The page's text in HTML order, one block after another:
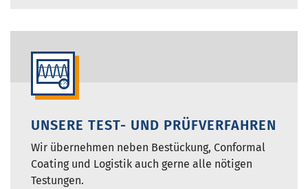
UNSERE TEST- UND PRÜFVERFAHREN
Wir übernehmen neben Bestückung, Conformal
Coating und Logistik auch gerne alle nötigen
Testungen.